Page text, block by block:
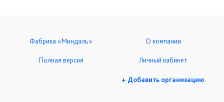
Фабрика «Миндаль» О компании
Полная версия Личный кабинет
+ Добавить организацию